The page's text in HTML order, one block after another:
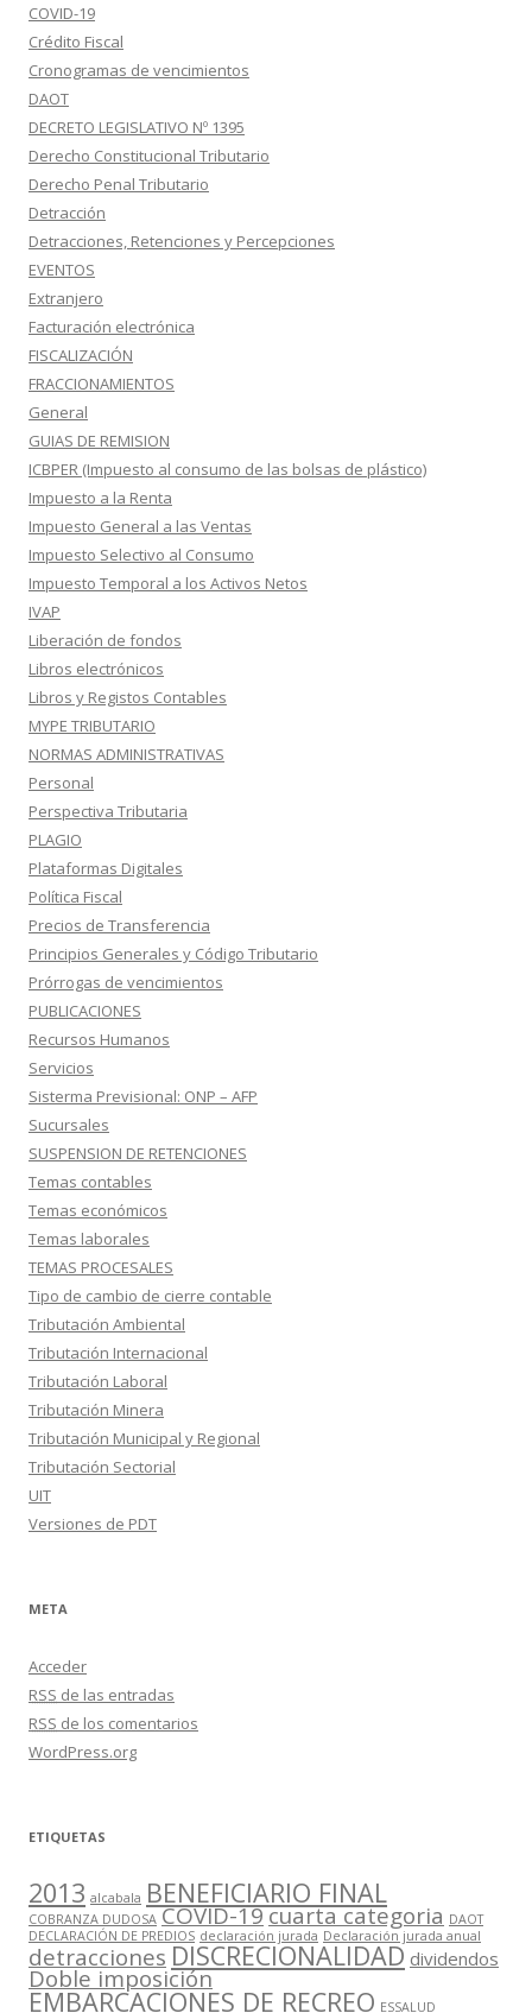
COVID-19
Crédito Fiscal
Cronogramas de vencimientos
DAOT
DECRETO LEGISLATIVO Nº 1395
Derecho Constitucional Tributario
Derecho Penal Tributario
Detracción
Detracciones, Retenciones y Percepciones
EVENTOS
Extranjero
Facturación electrónica
FISCALIZACIÓN
FRACCIONAMIENTOS
General
GUIAS DE REMISION
ICBPER (Impuesto al consumo de las bolsas de plástico)
Impuesto a la Renta
Impuesto General a las Ventas
Impuesto Selectivo al Consumo
Impuesto Temporal a los Activos Netos
IVAP
Liberación de fondos
Libros electrónicos
Libros y Registos Contables
MYPE TRIBUTARIO
NORMAS ADMINISTRATIVAS
Personal
Perspectiva Tributaria
PLAGIO
Plataformas Digitales
Política Fiscal
Precios de Transferencia
Principios Generales y Código Tributario
Prórrogas de vencimientos
PUBLICACIONES
Recursos Humanos
Servicios
Sisterma Previsional: ONP – AFP
Sucursales
SUSPENSION DE RETENCIONES
Temas contables
Temas económicos
Temas laborales
TEMAS PROCESALES
Tipo de cambio de cierre contable
Tributación Ambiental
Tributación Internacional
Tributación Laboral
Tributación Minera
Tributación Municipal y Regional
Tributación Sectorial
UIT
Versiones de PDT
META
Acceder
RSS de las entradas
RSS de los comentarios
WordPress.org
ETIQUETAS
2013 alcabala BENEFICIARIO FINAL
COBRANZA DUDOSA COVID-19cuarta categoria DAOT
DECLARACIÓN DE PREDIOS declaración jurada Declaración jurada anual
detracciones DISCRECIONALIDAD dividendos
Doble imposición
EMBARCACIONES DE RECREO ESSALUD